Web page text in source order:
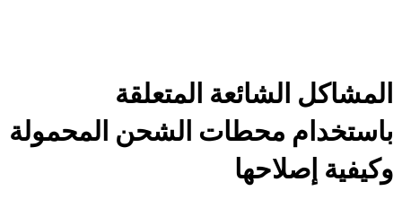
المشاكل الشائعة المتعلقة
باستخدام محطات الشحن المحمولة
وكيفية إصلاحها